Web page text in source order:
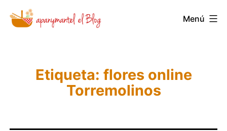
Saltar
Novedades
Menú
Etiqueta: flores online
Torremolinos